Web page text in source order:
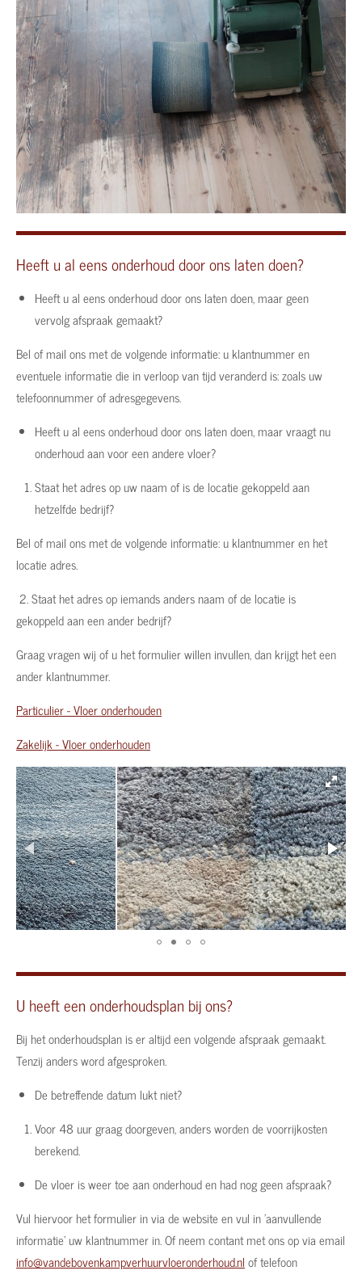
Heeft u al eens onderhoud door ons laten doen?
Heeft u al eens onderhoud door ons laten doen, maar geen
vervolg afspraak gemaakt?
Bel of mail ons met de volgende informatie: u klantnummer en
eventuele informatie die in verloop van tijd veranderd is: zoals uw
telefoonnummer of adresgegevens.
Heeft u al eens onderhoud door ons laten doen, maar vraagt nu
onderhoud aan voor een andere vloer?
Staat het adres op uw naam of is de locatie gekoppeld aan
hetzelfde bedrijf?
Bel of mail ons met de volgende informatie: u klantnummer en het
locatie adres.
2. Staat het adres op iemands anders naam of de locatie is
gekoppeld aan een ander bedrijf?
Graag vragen wij of u het formulier willen invullen, dan krijgt het een
ander klantnummer.
Particulier - Vloer onderhouden
Zakelijk - Vloer onderhouden
U heeft een onderhoudsplan bij ons?
Bij het onderhoudsplan is er altijd een volgende afspraak gemaakt.
Tenzij anders word afgesproken.
De betreffende datum lukt niet?
Voor 48 uur graag doorgeven, anders worden de voorrijkosten
berekend.
De vloer is weer toe aan onderhoud en had nog geen afspraak?
Vul hiervoor het formulier in via de website en vul in 'aanvullende
informatie' uw klantnummer in. Of neem contant met ons op via email
info@vandebovenkampverhuurvloeronderhoud.nl of telefoon